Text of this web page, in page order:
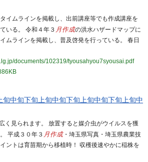
イムラインを掲載し、出前講座等でも作成講座を
いる。 令和４年３ 月作成の洪水ハザードマップに
ムラインを掲載し、普及啓発を行っている。 春日
documents/102319/tyousahyou7syousai.pdf
旬中旬下旬上旬中旬下旬上旬中旬下旬上旬中
く見られます。 放置すると媒介虫がウイルスを獲
平成３０年３ 月作成・埼玉県写真・埼玉県農業技
ントは育苗期から移植時！ 収穫後速やかに稲株を